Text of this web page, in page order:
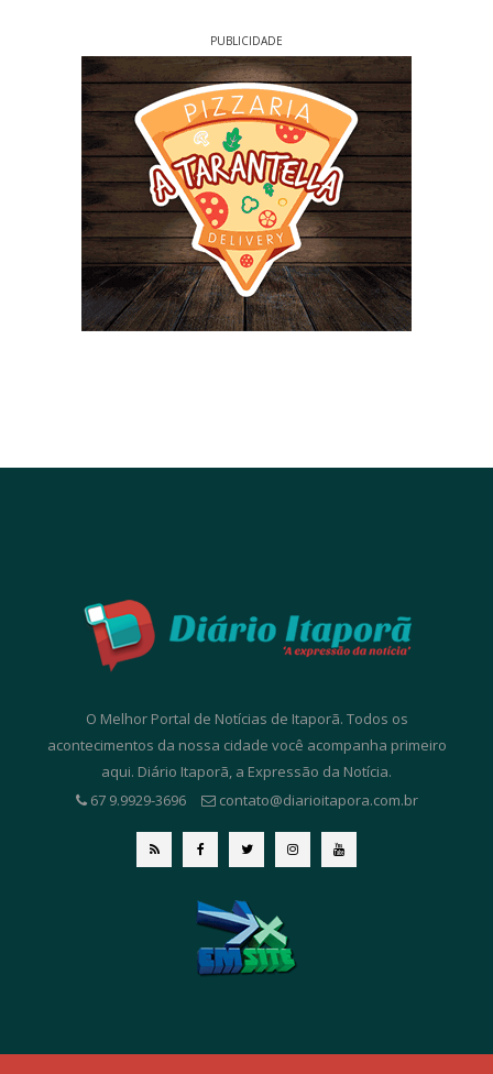
PUBLICIDADE
O Melhor Portal de Notícias de Itaporã. Todos os
acontecimentos da nossa cidade você acompanha primeiro
aqui. Diário Itaporã, a Expressão da Notícia.
67 9.9929-3696
contato@diarioitapora.com.br